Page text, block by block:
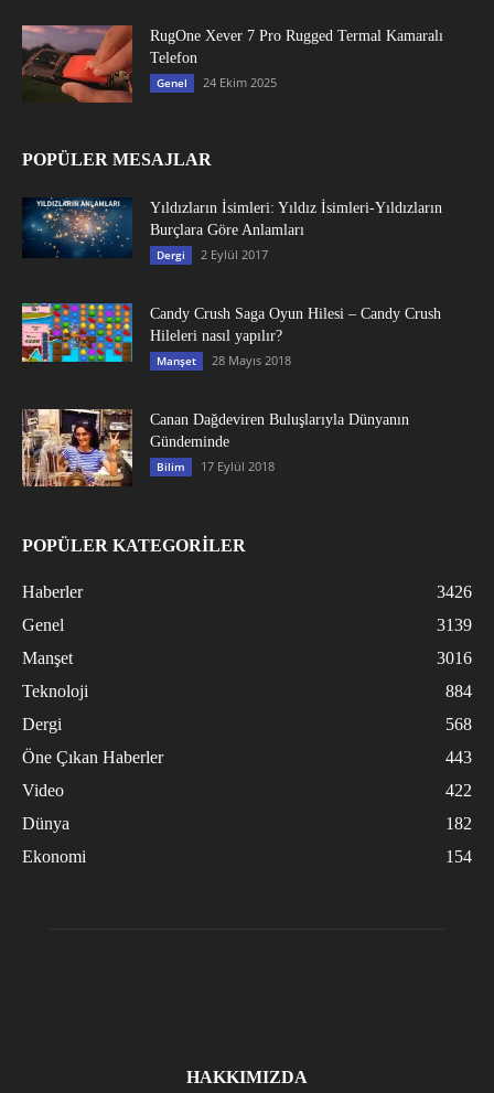
RugOne Xever 7 Pro Rugged Termal Kamaralı
Telefon
Genel 24 Ekim 2025
POPÜLER MESAJLAR
Yıldızların İsimleri: Yıldız İsimleri-Yıldızların
Burçlara Göre Anlamları
Dergi 2 Eylül 2017
Candy Crush Saga Oyun Hilesi – Candy Crush
Hileleri nasıl yapılır?
Manşet 28 Mayıs 2018
Canan Dağdeviren Buluşlarıyla Dünyanın
Gündeminde
Bilim 17 Eylül 2018
POPÜLER KATEGORİLER
Haberler
3426
Genel
3139
Manşet
3016
Teknoloji
884
Dergi
568
Öne Çıkan Haberler
443
Video
422
Dünya
182
Ekonomi
154
HAKKIMIZDA